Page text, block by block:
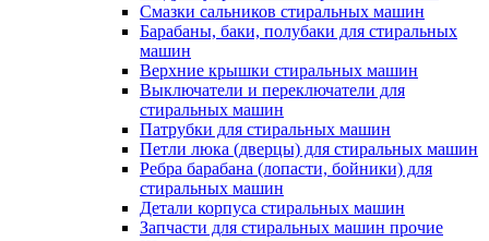
Смазки сальников стиральных машин
Барабаны, баки, полубаки для стиральных
машин
Верхние крышки стиральных машин
Выключатели и переключатели для
стиральных машин
Патрубки для стиральных машин
Петли люка (дверцы) для стиральных машин
Ребра барабана (лопасти, бойники) для
стиральных машин
Детали корпуса стиральных машин
Запчасти для стиральных машин прочие